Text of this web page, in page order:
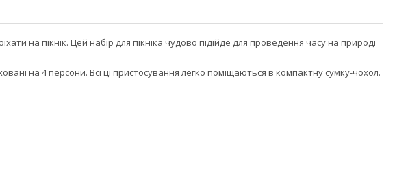
на пікнік. Цей набір для пікніка чудово підійде для проведення часу на природі
на 4 персони. Всі ці пристосування легко поміщаються в компактну сумку-чохол.